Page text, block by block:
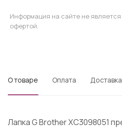
Информация на сайте не
офертой.
О товаре Оплата Доставка
Лапка G Brother XC3098051